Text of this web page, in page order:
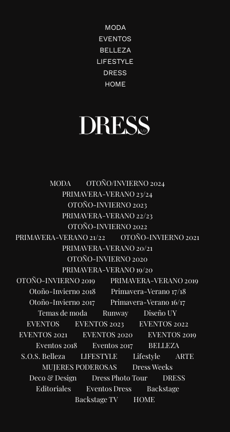
MODA
EVENTOS
BELLEZA
LIFESTYLE
DRESS
HOME
MODA
OTOÑO/INVIERNO 2024
PRIMAVERA-VERANO 23/24
OTOÑO-INVIERNO 2023
PRIMAVERA-VERANO 22/23
OTOÑO-INVIERNO 2022
PRIMAVERA-VERANO 21/22
OTOÑO-INVIERNO 2021
PRIMAVERA-VERANO 20/21
OTOÑO-INVIERNO 2020
PRIMAVERA-VERANO 19/20
OTOÑO-INVIERNO 2019
PRIMAVERA-VERANO 2019
Otoño-Invierno 2018
Primavera-Verano 17/18
Otoño-Invierno 2017
Primavera-Verano 16/17
Temas de moda
Runway
Diseño UY
EVENTOS
EVENTOS 2023
EVENTOS 2022
EVENTOS 2021
EVENTOS 2020
EVENTOS 2019
Eventos 2018
Eventos 2017
BELLEZA
S.O.S. Belleza
LIFESTYLE Lifestyle
ARTE
MUJERES PODEROSAS
Dress Weeks
Deco & Design
Dress Photo Tour
DRESS
Editoriales
Eventos Dress
Backstage
Backstage TV
HOME